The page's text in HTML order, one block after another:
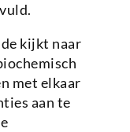
kijkt naar
met elkaar
aan te